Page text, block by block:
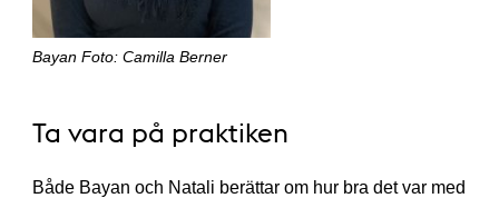
Bayan Foto: Camilla Berner
Ta vara på praktiken
Både Bayan och Natali berättar om hur bra det var med